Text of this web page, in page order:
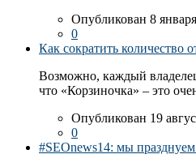
Опубликован 8
0
Как сократить количество
Возможно, каждый
что «Корзиночка» – это
Опубликован 19
0
#SEOnews14: мы